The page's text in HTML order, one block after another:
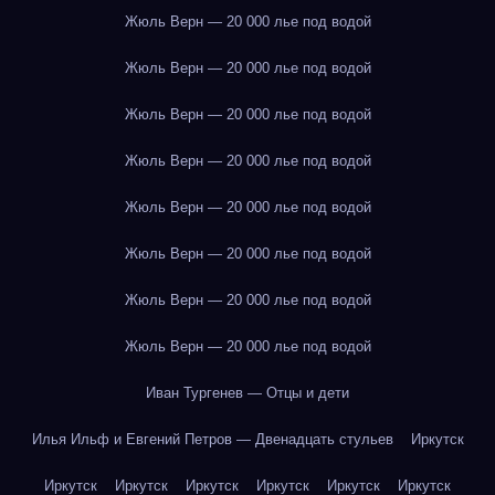
Жюль Верн — 20 000 лье под водой
Жюль Верн — 20 000 лье под водой
Жюль Верн — 20 000 лье под водой
Жюль Верн — 20 000 лье под водой
Жюль Верн — 20 000 лье под водой
Жюль Верн — 20 000 лье под водой
Жюль Верн — 20 000 лье под водой
Жюль Верн — 20 000 лье под водой
Иван Тургенев — Отцы и дети
Илья Ильф и Евгений Петров — Двенадцать стульев Иркутск
Иркутск Иркутск Иркутск Иркутск Иркутск Иркутск